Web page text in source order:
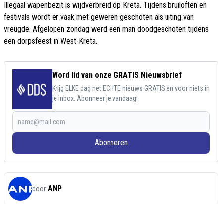
Illegaal wapenbezit is wijdverbreid op Kreta. Tijdens bruiloften en
festivals wordt er vaak met geweren geschoten als uiting van
vreugde. Afgelopen zondag werd een man doodgeschoten tijdens
een dorpsfeest in West-Kreta.
Word lid van onze GRATIS Nieuwsbrief
Krijg ELKE dag het ECHTE nieuws GRATIS en voor niets in
je inbox. Abonneer je vandaag!
Abonneren
door ANP